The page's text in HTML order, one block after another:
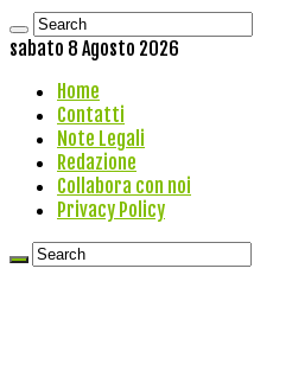
sabato 8 Agosto 2026
Home
Contatti
Note Legali
Redazione
Collabora con noi
Privacy Policy